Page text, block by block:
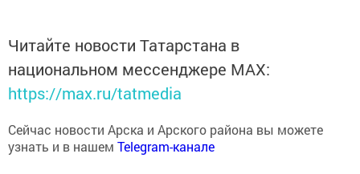
Читайте новости Татарстана в
национальном мессенджере MАХ:
https://max.ru/tatmedia
Сейчас новости Арска и Арского района вы можете
узнать и в нашем Telegram-канале